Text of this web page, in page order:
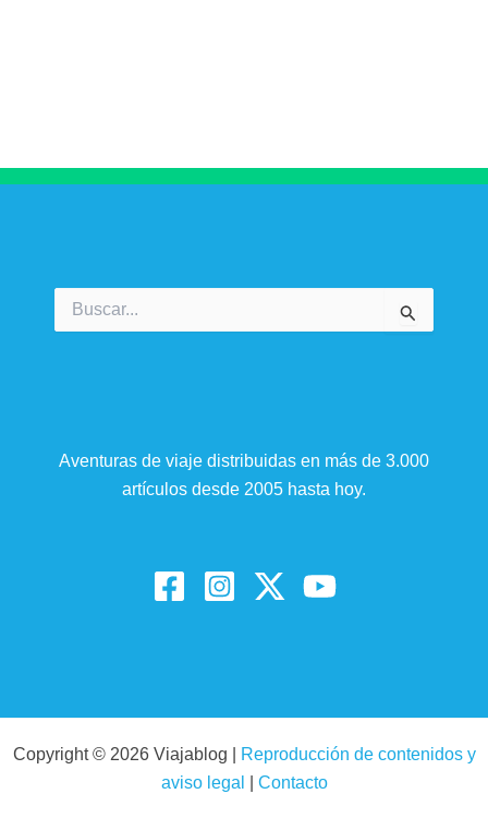
por:
Aventuras de viaje distribuidas en más de 3.000
artículos desde 2005 hasta hoy.
Copyright © 2026 Viajablog |
Reproducción de contenidos y
aviso legal
Contacto